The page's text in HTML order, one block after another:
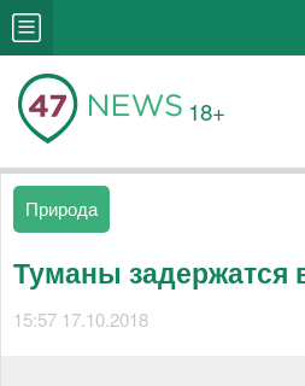
18+
Природа
Туманы задержатся
15:57 17.10.2018